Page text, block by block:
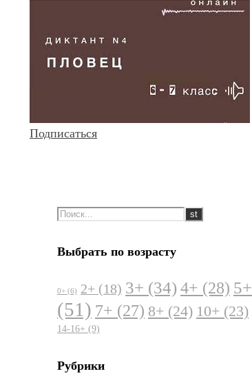
Подписаться
Выбрать по возрасту
0+ (6) 2+ (18) 3+ (34) 4+ (28) 5+
(51) 7+ (27) 8+ (24) 10+ (23)
14-16+ (9)
Рубрики